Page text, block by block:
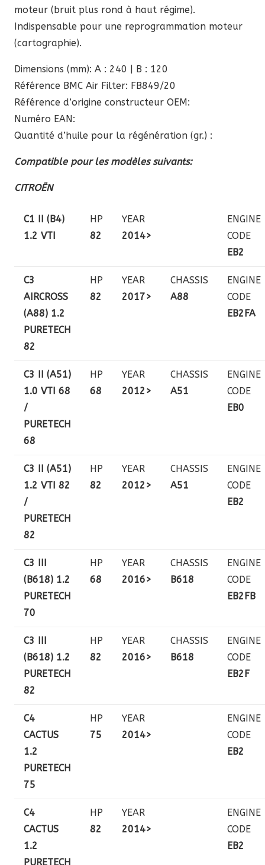
moteur (bruit plus rond à haut régime).
Indispensable pour une reprogrammation moteur
(cartographie).
Dimensions (mm): A : 240 | B : 120
Référence BMC Air Filter: FB849/20
Référence d’origine constructeur OEM:
Numéro EAN:
Quantité d’huile pour la régénération (gr.) :
Compatible pour les modèles suivants:
CITROËN
C1 II (B4)
1.2 VTI
HP
82
YEAR
2014>
ENGINE
CODE
EB2
C3
AIRCROSS
(A88) 1.2
PURETECH
82
HP
82
YEAR
2017>
CHASSIS
A88
ENGINE
CODE
EB2FA
C3 II (A51)
1.0 VTI 68
/
PURETECH
68
HP
68
YEAR
2012>
CHASSIS
A51
ENGINE
CODE
EB0
C3 II (A51)
1.2 VTI 82
/
PURETECH
82
HP
82
YEAR
2012>
CHASSIS
A51
ENGINE
CODE
EB2
C3 III
(B618) 1.2
PURETECH
70
HP
68
YEAR
2016>
CHASSIS
B618
ENGINE
CODE
EB2FB
C3 III
(B618) 1.2
PURETECH
82
HP
82
YEAR
2016>
CHASSIS
B618
ENGINE
CODE
EB2F
C4
CACTUS
1.2
PURETECH
75
HP
75
YEAR
2014>
ENGINE
CODE
EB2
C4
CACTUS
1.2
PURETECH
HP
82
YEAR
2014>
ENGINE
CODE
EB2